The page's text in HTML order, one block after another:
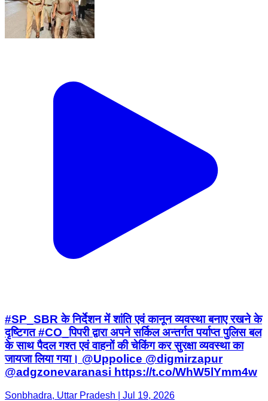
#SP_SBR के निर्देशन में शांति एवं कानून व्यवस्था बनाए रखने के
दृष्टिगत #CO_पिपरी द्वारा अपने सर्किल अन्तर्गत पर्याप्त पुलिस बल
के साथ पैदल गश्त एवं वाहनों की चेकिंग कर सुरक्षा व्यवस्था का
जायजा लिया गया। @Uppolice @digmirzapur
@adgzonevaranasi https://t.co/WhW5lYmm4w
Sonbhadra, Uttar Pradesh | Jul 19, 2026